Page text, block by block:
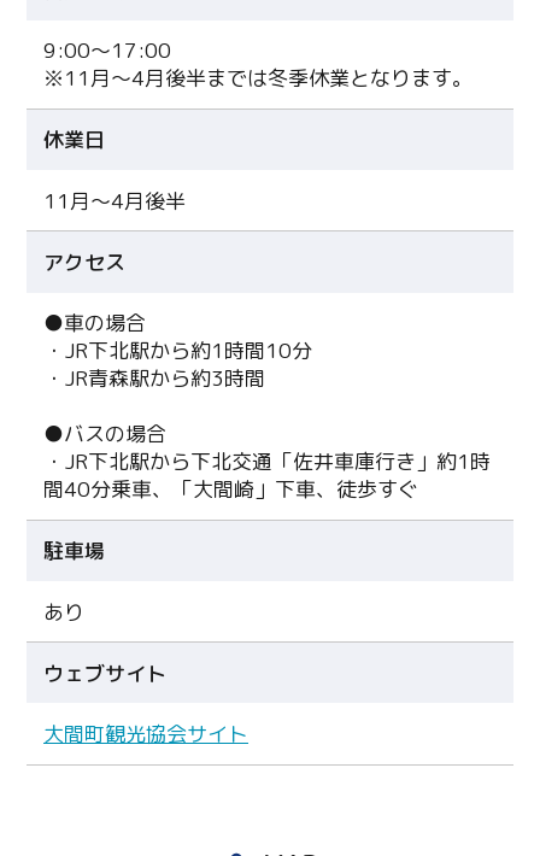
9:00～17:00
※11月～4月後半までは冬季休業となります。
休業日
11月～4月後半
アクセス
●車の場合
・JR下北駅から約1時間10分
・JR青森駅から約3時間
●バスの場合
・JR下北駅から下北交通「佐井車庫行き」約1時
間40分乗車、「大間崎」下車、徒歩すぐ
駐車場
あり
ウェブサイト
大間町観光協会サイト